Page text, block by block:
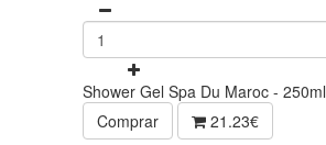
Shower Gel Spa Du Maroc - 250ml
Comprar
21.23€